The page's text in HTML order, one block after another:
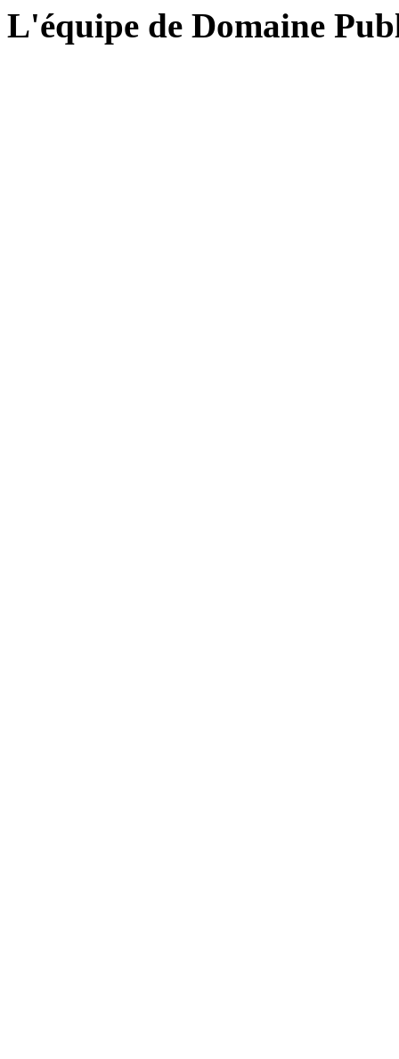
L'équipe de Domaine